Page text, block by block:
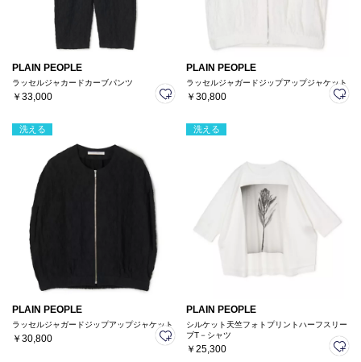
PLAIN PEOPLE
ラッセルジャカードカーブパンツ
￥33,000
PLAIN PEOPLE
ラッセルジャガードジップアップジャケット
￥30,800
洗える
PLAIN PEOPLE
ラッセルジャガードジップアップジャケット
￥30,800
洗える
PLAIN PEOPLE
シルケット天竺フォトプリントハーフスリー
ブT－シャツ
￥25,300